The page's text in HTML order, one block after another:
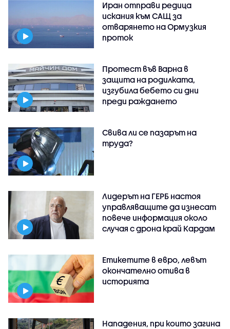
Иран отправи редица
искания към САЩ за
отварянето на Ормузкия
проток
Протест във Варна в
защита на родилката,
изгубила бебето си дни
преди раждането
Свива ли се пазарът на
труда?
Лидерът на ГЕРБ настоя
управляващите да изнесат
повече информация около
случая с дрона край Кардам
Етикетите в евро, левът
окончателно отива в
историята
Нападения, при които загина